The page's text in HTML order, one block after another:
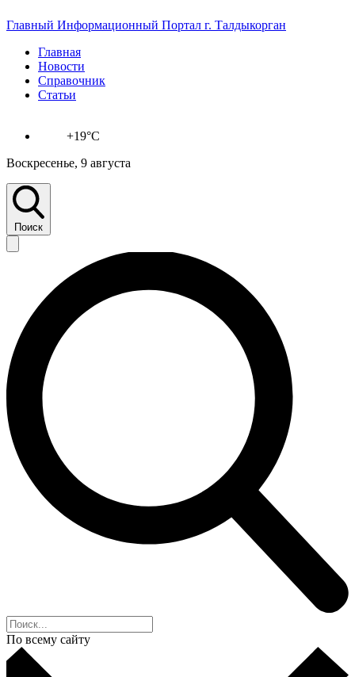
Главный Информационный Портал г. Талдыкорган
Главная
Новости
Справочник
Статьи
+19°C
Воскресенье, 9 августа
Поиск
По всему сайту